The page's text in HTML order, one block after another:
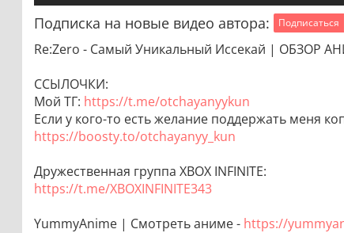
Подписка на новые видео автора: Подписаться
Re:Zero - Самый Уникальный Иссекай | ОБЗОР
ССЫЛОЧКИ:
Мой ТГ: https://t.me/otchayanyykun
Если у кого-то есть желание поддержать меня
https://boosty.to/otchayanyy_kun
Дружественная группа XBOX INFINITE:
https://t.me/XBOXINFINITE343
YummyAnime | Смотреть аниме - https://